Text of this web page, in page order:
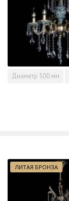
Диаметр 500 мм
ЛИТАЯ БРОНЗА